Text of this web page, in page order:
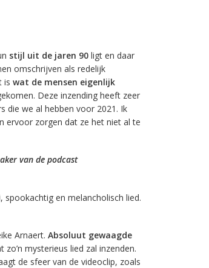
stijl uit de jaren 90ligt en daar
omschrijven als redelijk
is wat de mensen eigenlijk
Deze inzending heeft zeer
die we al hebben voor 2021. Ik
ervoor zorgen dat ze het niet al te
van de podcast
spookachtig en melancholisch lied.
Arnaert. Absoluut gewaagde
mysterieus lied zal inzenden.
de sfeer van de videoclip, zoals